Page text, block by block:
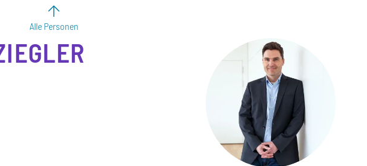
Alle Personen